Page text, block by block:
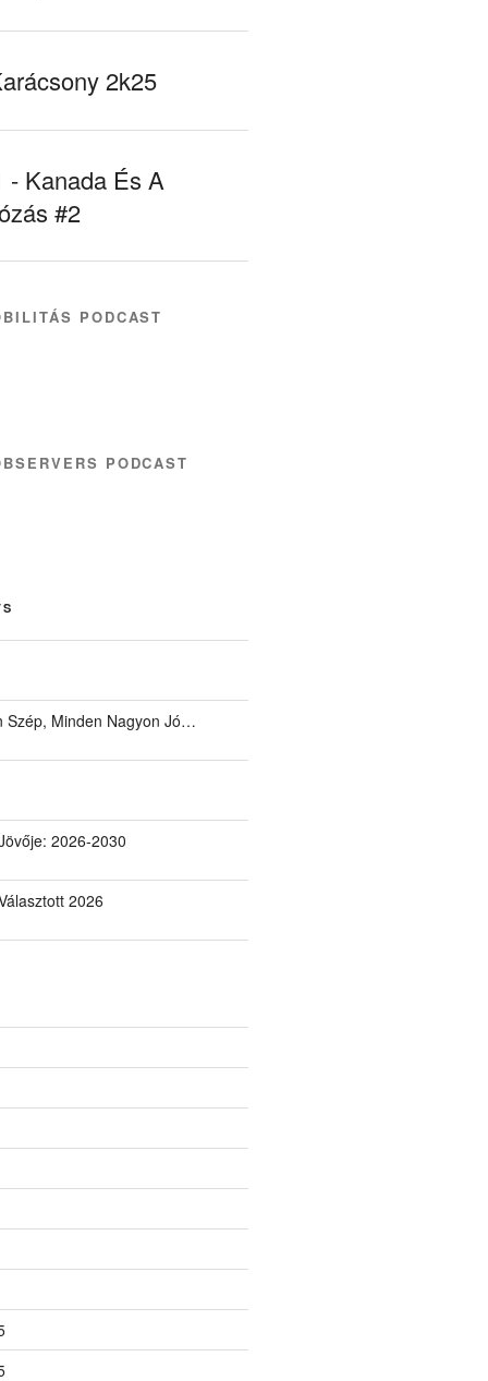
2k25
- Kanada És A
#2
PODCAST
PODCAST
Szép, Minden Nagyon Jó…
2026-2030
2026